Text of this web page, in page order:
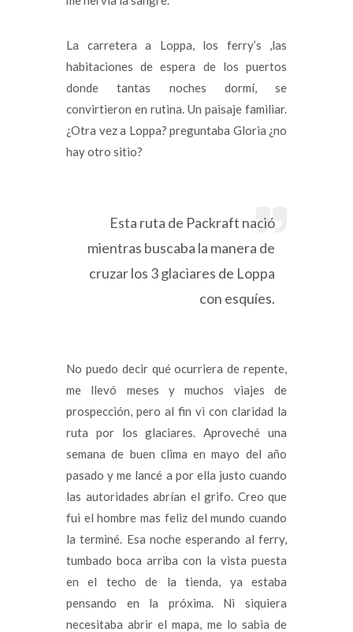
La carretera a Loppa, los ferry’s ,las
habitaciones de espera de los puertos
donde tantas noches dormí, se
convirtieron en rutina. Un paisaje familiar.
¿Otra vez a Loppa? preguntaba Gloria ¿no
hay otro sitio?
Esta ruta de Packraft nació
mientras buscaba la manera de
cruzar los 3 glaciares de Loppa
con esquíes.
No puedo decir qué ocurriera de repente,
me llevó meses y muchos viajes de
prospección, pero al fin vi con claridad la
ruta por los glaciares. Aproveché una
semana de buen clima en mayo del año
pasado y me lancé a por ella justo cuando
las autoridades abrían el grifo. Creo que
fui el hombre mas feliz del mundo cuando
la terminé. Esa noche esperando al ferry,
tumbado boca arriba con la vista puesta
en el techo de la tienda, ya estaba
pensando en la próxima. Ni siquiera
necesitaba abrir el mapa, me lo sabia de